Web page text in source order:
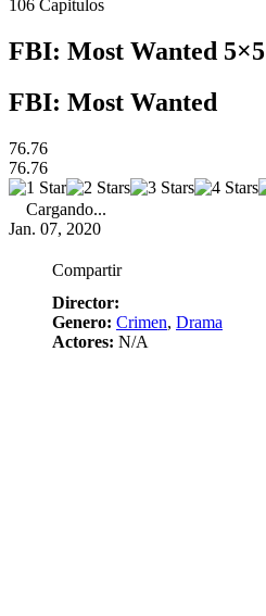
106 Capitulos
FBI: Most Wanted 5×5
FBI: Most Wanted
76.76
76.76
Cargando...
Jan. 07, 2020
Compartir
Director:
Genero: Crimen, Drama
Actores: N/A